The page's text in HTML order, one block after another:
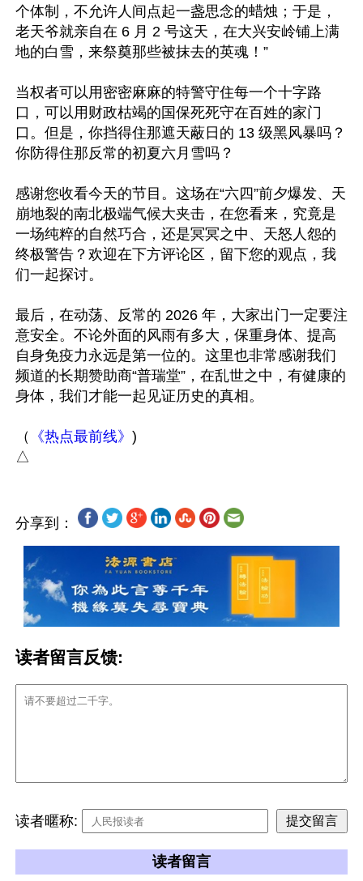
个体制，不允许人间点起一盏思念的蜡烛；于是，
老天爷就亲自在 6 月 2 号这天，在大兴安岭铺上满
地的白雪，来祭奠那些被抹去的英魂！”
当权者可以用密密麻麻的特警守住每一个十字路
口，可以用财政枯竭的国保死死守在百姓的家门
口。但是，你挡得住那遮天蔽日的 13 级黑风暴吗？
你防得住那反常的初夏六月雪吗？
感谢您收看今天的节目。这场在“六四”前夕爆发、天
崩地裂的南北极端气候大夹击，在您看来，究竟是
一场纯粹的自然巧合，还是冥冥之中、天怒人怨的
终极警告？欢迎在下方评论区，留下您的观点，我
们一起探讨。
最后，在动荡、反常的 2026 年，大家出门一定要注
意安全。不论外面的风雨有多大，保重身体、提高
自身免疫力永远是第一位的。这里也非常感谢我们
频道的长期赞助商“普瑞堂”，在乱世之中，有健康的
身体，我们才能一起见证历史的真相。
（ 《热点最前线》 )
分享到：
读者留言反馈:
读者暱称:
读者留言